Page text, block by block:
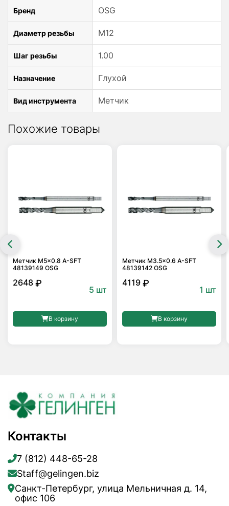
Бренд OSG
Диаметр резьбы M12
Шаг резьбы 1.00
Назначение Глухой
Вид инструмента Метчик
Похожие товары
Метчик M5x0.8 A-SFT
48139149 OSG
2648 ₽
5 шт
В корзину
Метчик M3.5×0.6 A-SFT
48139142 OSG
4119 ₽
1 шт
В корзину
Контакты
7 (812) 448-65-28
Staff@gelingen.biz
Санкт-Петербург, улица Мельничная д. 14,
офис 106